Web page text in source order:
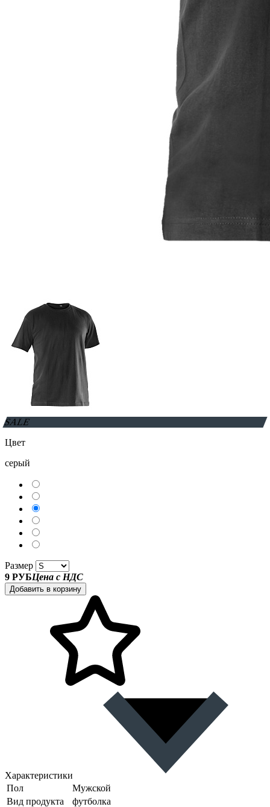
SALE
Цвет
серый
Размер
9 РУБЦена с НДС
Добавить в корзину
Характеристики
Пол
Мужской
Вид продукта
футболка